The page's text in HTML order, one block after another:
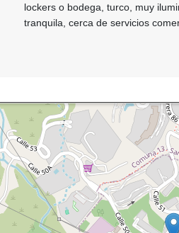
lockers o bodega, turco, muy
tranquila, cerca de servicios